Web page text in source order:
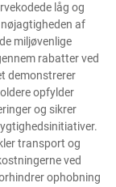
låg og
af
miljøvenlige
rabatter ved
demonstrerer
opfylder
og sikrer
transport og
ved
ophobning